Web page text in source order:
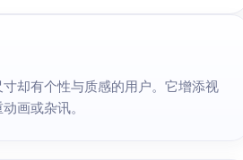
却有个性与质感的用户。它增添视
画或杂讯。